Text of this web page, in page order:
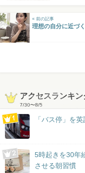
« 前の記事
理想の自分に近づ
アクセスランキン
7/30〜8/5
「バス停」を
5時起きを30年
させる朝習慣